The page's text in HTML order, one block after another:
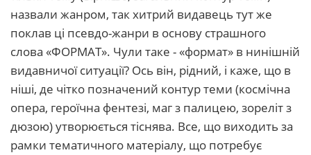
назвали жанром, так хитрий видавець тут же
поклав ці псевдо-жанри в основу страшного
слова «ФОРМАТ». Чули таке - «формат» в нинішній
видавничої ситуації? Ось він, рідний, і каже, що в
ніші, де чітко позначений контур теми (космічна
опера, героїчна фентезі, маг з палицею, зореліт з
дюзою) утворюється тіснява. Все, що виходить за
рамки тематичного матеріалу, що потребує